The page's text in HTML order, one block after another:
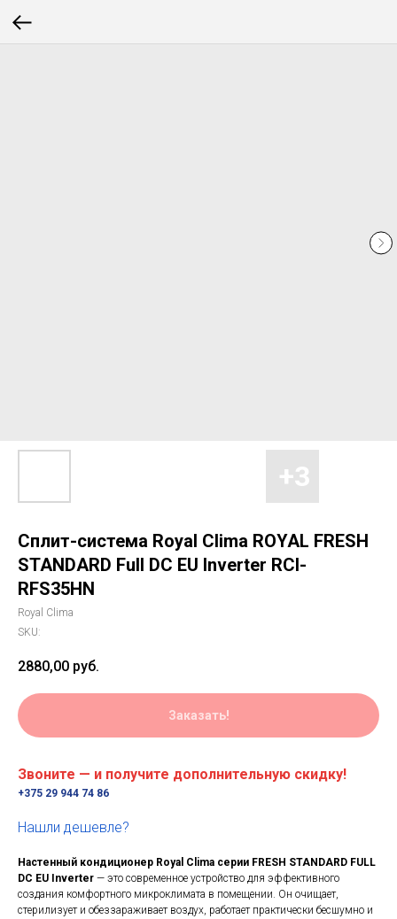
Сплит-система Royal Clima ROYAL FRESH
STANDARD Full DC EU Inverter RCI-
RFS35HN
Royal Clima
SKU:
2880,00 руб.
Заказать!
Звоните — и получите дополнительную скидку!
+375 29 944 74 86
Нашли дешевле?
Настенный кондиционер Royal Clima серии FRESH STANDARD FULL
DC EU Inverter — это современное устройство для эффективного
создания комфортного микроклимата в помещении. Он очищает,
стерилизует и обеззараживает воздух, работает практически бесшумно и